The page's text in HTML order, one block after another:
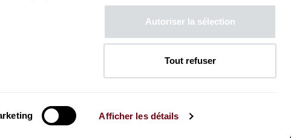
Afficher les détails
Autoriser la sélection
Tout refuser
La Caisse des Dépôts soutient